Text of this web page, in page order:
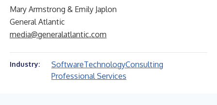
Mary Armstrong & Emily Japlon
General Atlantic
media@generalatlantic.com
Industry: SoftwareTechnologyConsulting
Professional Services